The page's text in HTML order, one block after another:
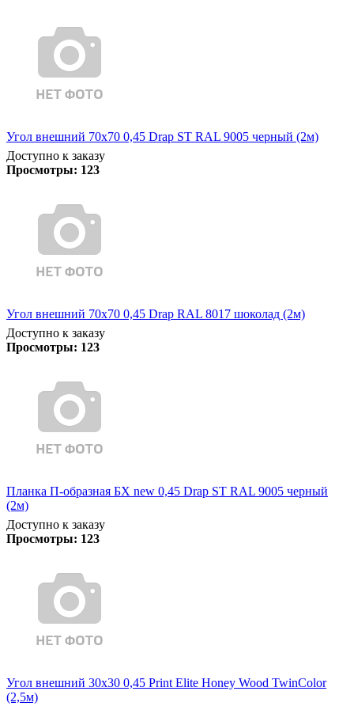
Угол внешний 70х70 0,45 Drap ST RAL 9005 черный (2м)
Доступно к заказу
Просмотры: 123
Угол внешний 70х70 0,45 Drap RAL 8017 шоколад (2м)
Доступно к заказу
Просмотры: 123
Планка П-образная БХ new 0,45 Drap ST RAL 9005 черный
(2м)
Доступно к заказу
Просмотры: 123
Угол внешний 30х30 0,45 Print Elite Honey Wood TwinColor
(2,5м)